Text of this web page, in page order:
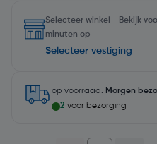
Selecteer winkel - Bekijk
minuten op
Selecteer vestiging
op voorraad. Morgen
2 voor bezorging